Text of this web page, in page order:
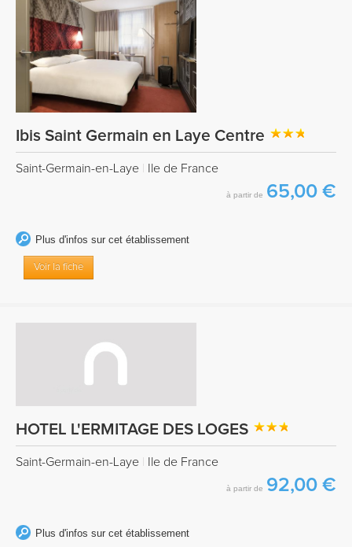
Ibis Saint Germain en Laye Centre
Saint-Germain-en-Laye Ile de France
à partir de 65,00 €
Plus d'infos sur cet établissement
Voir la fiche
HOTEL L'ERMITAGE DES LOGES
Saint-Germain-en-Laye Ile de France
à partir de 92,00 €
Plus d'infos sur cet établissement